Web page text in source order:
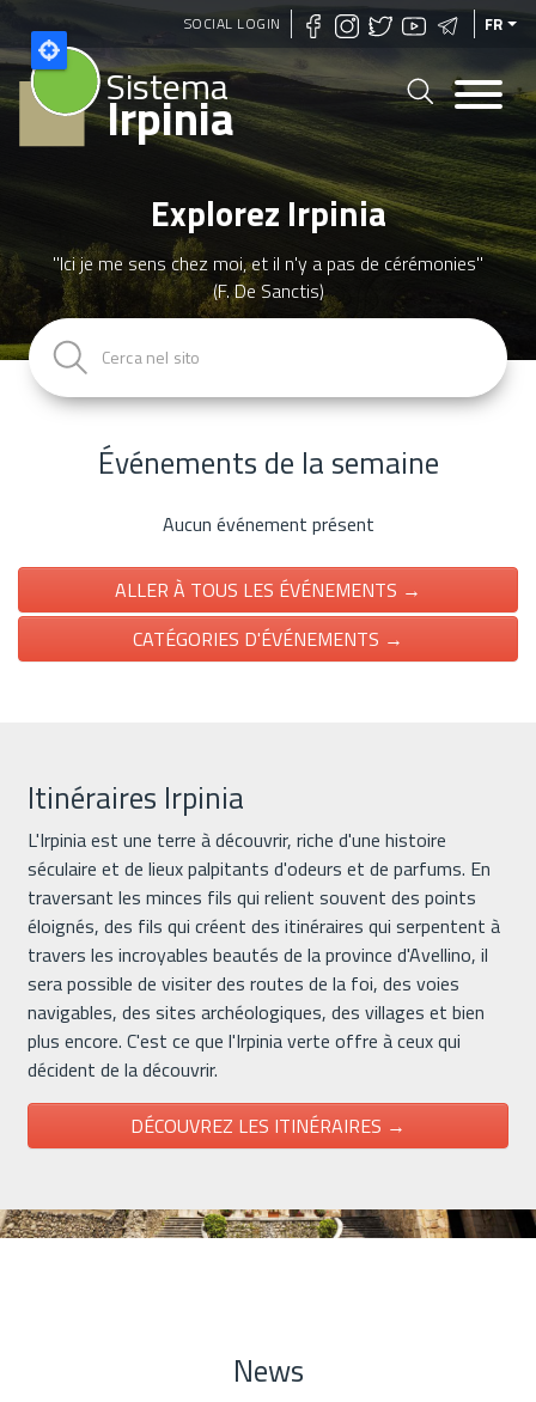
Aller
au
contenu
principal
SOCIAL LOGIN FR
Sistema
Irpinia
Explorez Irpinia
"Ici je me sens chez moi, et il n'y a pas de cérémonies"
(F. De Sanctis)
Événements de la semaine
Aucun événement présent
ALLER À TOUS LES ÉVÉNEMENTS →
CATÉGORIES D'ÉVÉNEMENTS →
Itinéraires Irpinia
L'Irpinia est une terre à découvrir, riche d'une histoire
séculaire et de lieux palpitants d'odeurs et de parfums. En
traversant les minces fils qui relient souvent des points
éloignés, des fils qui créent des itinéraires qui serpentent à
travers les incroyables beautés de la province d'Avellino, il
sera possible de visiter des routes de la foi, des voies
navigables, des sites archéologiques, des villages et bien
plus encore. C'est ce que l'Irpinia verte offre à ceux qui
décident de la découvrir.
DÉCOUVREZ LES ITINÉRAIRES →
News